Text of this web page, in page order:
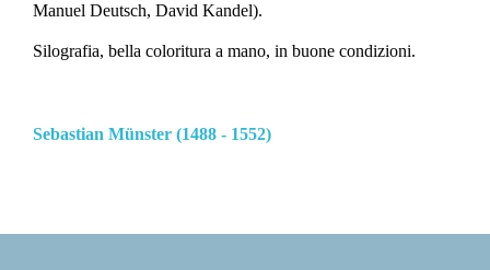
Manuel Deutsch, David Kandel).
Silografia, bella coloritura a mano, in buone condizioni.
Sebastian Münster (1488 - 1552)